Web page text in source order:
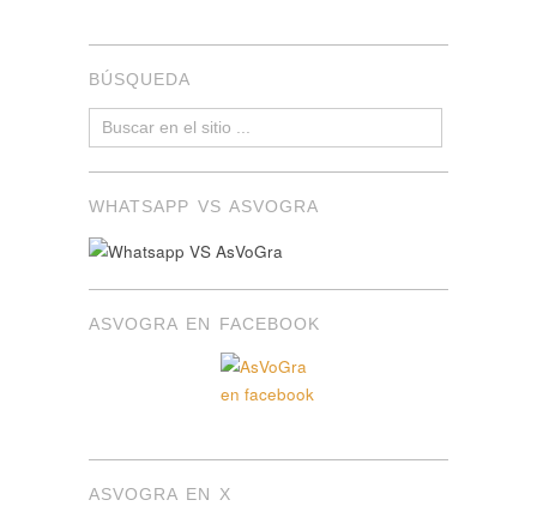
BÚSQUEDA
WHATSAPP VS ASVOGRA
ASVOGRA EN FACEBOOK
ASVOGRA EN X